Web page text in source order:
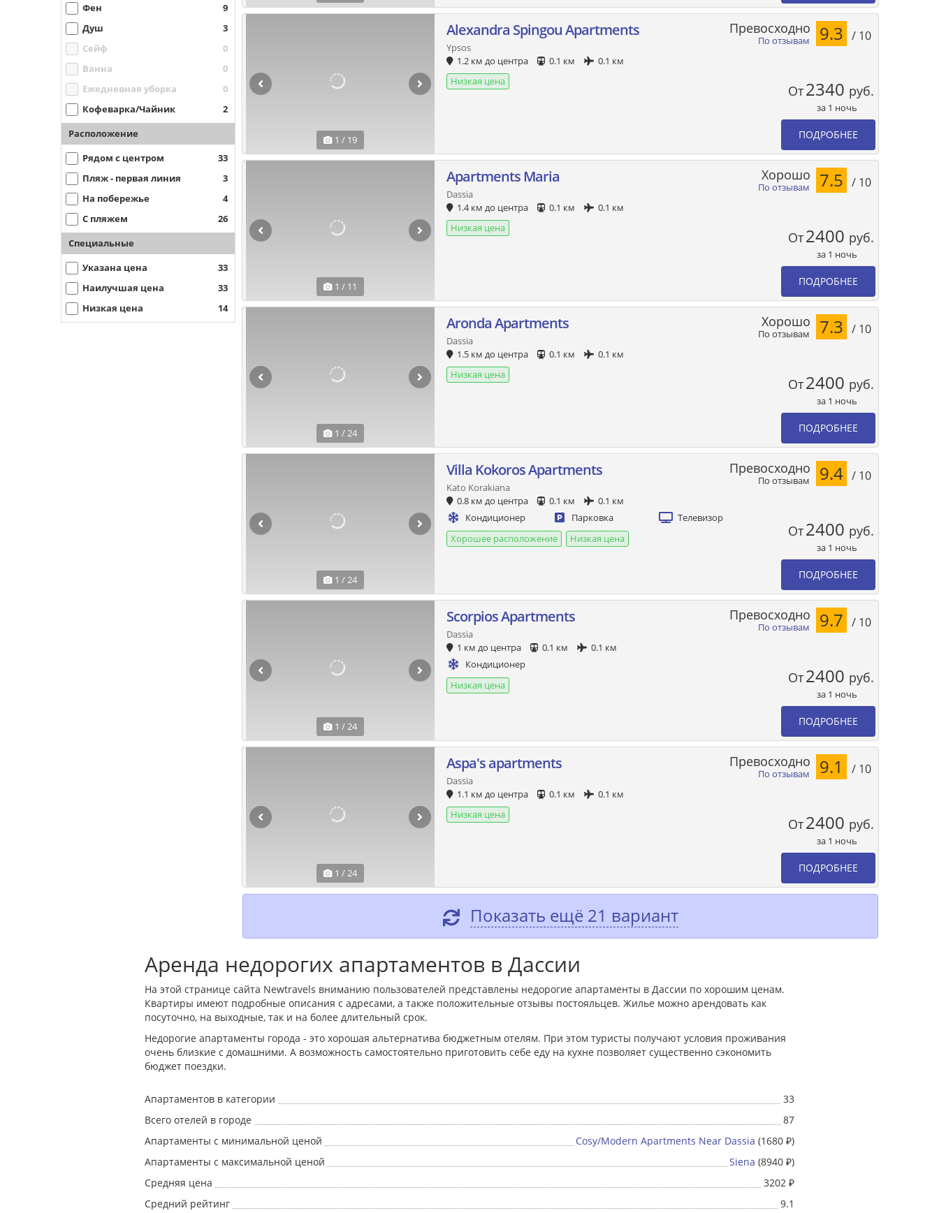
Фен
9
Душ
3
Сейф
0
Ванна
0
Ежедневная уборка
0
Кофеварка/Чайник
2
Расположение
Рядом с центром
33
Пляж - первая линия
3
На побережье
4
С пляжем
26
Специальные
Указана цена
33
Наилучшая цена
33
Низкая цена
14
1 / 19
Alexandra Spingou Apartments
Ypsos
1.2 км до центра
0.1 км
0.1 км
Низкая цена
По отзывам
Превосходно 9.3 / 10
От2340 руб.
за 1 ночь
ПОДРОБНЕЕ
1 / 11
Apartments Maria
Dassia
1.4 км до центра
0.1 км
0.1 км
Низкая цена
По отзывам
Хорошо 7.5 / 10
От2400 руб.
за 1 ночь
ПОДРОБНЕЕ
1 / 24
Aronda Apartments
Dassia
1.5 км до центра
0.1 км
0.1 км
Низкая цена
По отзывам
Хорошо 7.3 / 10
От2400 руб.
за 1 ночь
ПОДРОБНЕЕ
1 / 24
Villa Kokoros Apartments
Kato Korakiana
0.8 км до центра
0.1 км
0.1 км
Кондиционер
Парковка
Телевизор
Хорошее расположение
Низкая цена
По отзывам
Превосходно 9.4 / 10
От2400 руб.
за 1 ночь
ПОДРОБНЕЕ
1 / 24
Scorpios Apartments
Dassia
1 км до центра
0.1 км
0.1 км
Кондиционер
Низкая цена
По отзывам
Превосходно 9.7 / 10
От2400 руб.
за 1 ночь
ПОДРОБНЕЕ
1 / 24
Aspa's apartments
Dassia
1.1 км до центра
0.1 км
0.1 км
Низкая цена
По отзывам
Превосходно 9.1 / 10
От2400 руб.
за 1 ночь
ПОДРОБНЕЕ
Показать ещё 21 вариант
Аренда недорогих апартаментов в Дассии
На этой странице сайта Newtravels вниманию пользователей представлены недорогие апартаменты в Дассии по хорошим ценам.
Квартиры имеют подробные описания с адресами, а также положительные отзывы постояльцев. Жилье можно арендовать как
посуточно, на выходные, так и на более длительный срок.
Недорогие апартаменты города - это хорошая альтернатива бюджетным отелям. При этом туристы получают условия проживания
очень близкие с домашними. А возможность самостоятельно приготовить себе еду на кухне позволяет существенно сэкономить
бюджет поездки.
Апартаментов в категории
33
Всего отелей в городе
87
Апартаменты с минимальной ценой
Cosy/Modern Apartments Near Dassia (1680 ₽)
Апартаменты с максимальной ценой
Siena (8940 ₽)
Средняя цена
3202 ₽
Средний рейтинг
9.1